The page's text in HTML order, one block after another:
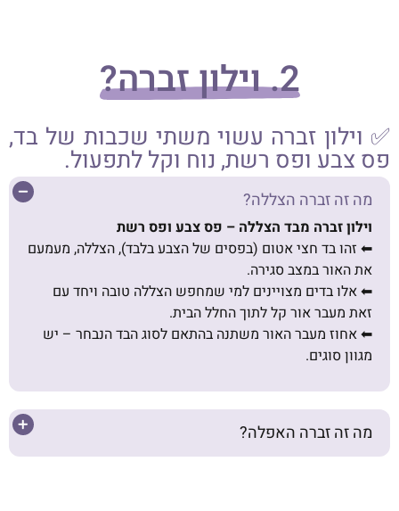
2. וילון זברה?
✅ וילון זברה עשוי משתי שכבות של בד,
פס צבע ופס רשת, נוח וקל לתפעול.
מה זה זברה הצללה?
וילון זברה מבד הצללה – פס צבע ופס רשת
⬅︎ זהו בד חצי אטום (בפסים של הצבע בלבד), הצללה, מעמעם
את האור במצב סגירה.
⬅︎ אלו בדים מצויינים למי שמחפש הצללה טובה ויחד עם
זאת מעבר אור קל לתוך החלל הבית.
⬅︎ אחוז מעבר האור משתנה בהתאם לסוג הבד הנבחר – יש
מגוון סוגים.
מה זה זברה האפלה?